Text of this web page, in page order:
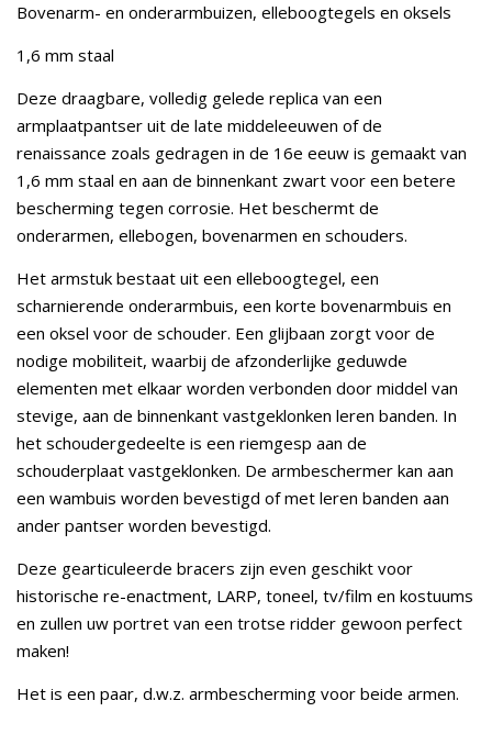
Bovenarm- en onderarmbuizen, elleboogtegels en oksels
1,6 mm staal
Deze draagbare, volledig gelede replica van een
armplaatpantser uit de late middeleeuwen of de
renaissance zoals gedragen in de 16e eeuw is gemaakt van
1,6 mm staal en aan de binnenkant zwart voor een betere
bescherming tegen corrosie. Het beschermt de
onderarmen, ellebogen, bovenarmen en schouders.
Het armstuk bestaat uit een elleboogtegel, een
scharnierende onderarmbuis, een korte bovenarmbuis en
een oksel voor de schouder. Een glijbaan zorgt voor de
nodige mobiliteit, waarbij de afzonderlijke geduwde
elementen met elkaar worden verbonden door middel van
stevige, aan de binnenkant vastgeklonken leren banden. In
het schoudergedeelte is een riemgesp aan de
schouderplaat vastgeklonken. De armbeschermer kan aan
een wambuis worden bevestigd of met leren banden aan
ander pantser worden bevestigd.
Deze gearticuleerde bracers zijn even geschikt voor
historische re-enactment, LARP, toneel, tv/film en kostuums
en zullen uw portret van een trotse ridder gewoon perfect
maken!
Het is een paar, d.w.z. armbescherming voor beide armen.